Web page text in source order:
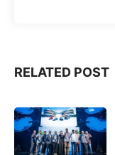
r
RELATED POST